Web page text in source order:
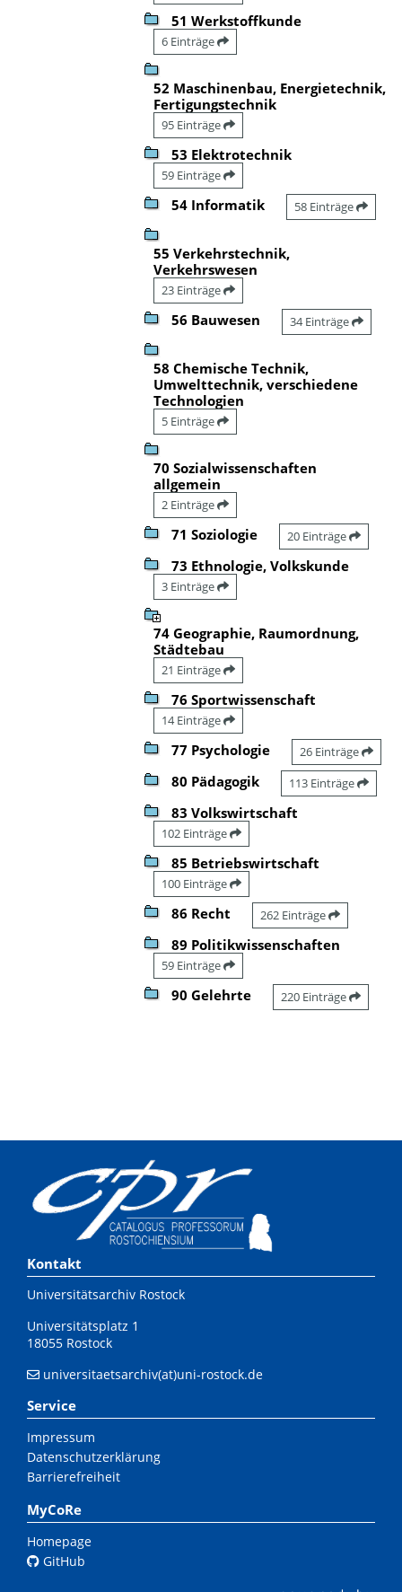
51 Werkstoffkunde
6 Einträge
52 Maschinenbau, Energietechnik,
Fertigungstechnik
95 Einträge
53 Elektrotechnik
59 Einträge
54 Informatik 58 Einträge
55 Verkehrstechnik,
Verkehrswesen
23 Einträge
56 Bauwesen 34 Einträge
58 Chemische Technik,
Umwelttechnik, verschiedene
Technologien
5 Einträge
70 Sozialwissenschaften
allgemein
2 Einträge
71 Soziologie 20 Einträge
73 Ethnologie, Volkskunde
3 Einträge
74 Geographie, Raumordnung,
Städtebau
21 Einträge
76 Sportwissenschaft
14 Einträge
77 Psychologie 26 Einträge
80 Pädagogik 113 Einträge
83 Volkswirtschaft
102 Einträge
85 Betriebswirtschaft
100 Einträge
86 Recht 262 Einträge
89 Politikwissenschaften
59 Einträge
90 Gelehrte 220 Einträge
Kontakt
Universitätsarchiv Rostock
Universitätsplatz 1
18055 Rostock
universitaetsarchiv(at)uni-rostock.de
Service
Impressum
Datenschutzerklärung
Barrierefreiheit
MyCoRe
Homepage
GitHub